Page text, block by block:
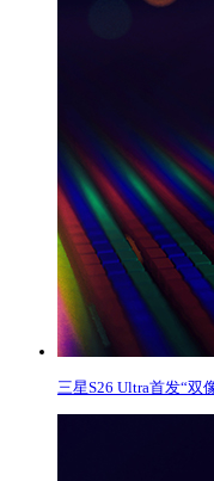
三星S26 Ultra首发“双